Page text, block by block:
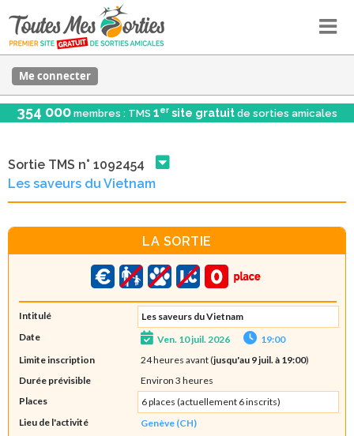
Me connecter
354 000 membres : TMS 1er site gratuit de sorties amicales
Sortie TMS n° 1092454
Les saveurs du Vietnam
LA SORTIE
Intitulé
Les saveurs du Vietnam
Date
Ven. 10 juil. 2026
19:00
Limite inscription
24 heures avant (jusqu'au 9 juil. à 19:00)
Durée prévisible
Environ 3 heures
Places
6 places (actuellement 6 inscrits)
Lieu de l'activité
Genève (CH)